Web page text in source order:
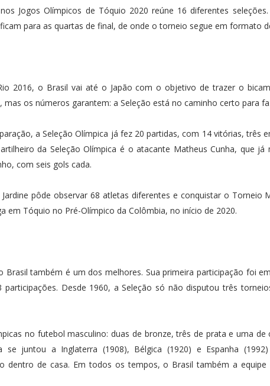
Jogos Olímpicos de Tóquio 2020 reúne 16 diferentes
para as quartas de final, de onde o torneio segue em formato
2016, o Brasil vai até o Japão com o objetivo de trazer o
os números garantem: a Seleção está no caminho certo para
a Seleção Olímpica já fez 20 partidas, com 14 vitórias, três
da Seleção Olímpica é o atacante Matheus Cunha, que
com seis gols cada.
pôde observar 68 atletas diferentes e conquistar o Torneio
em Tóquio no Pré-Olímpico da Colômbia, no início de 2020.
Brasil também é um dos melhores. Sua primeira participação foi
Desde 1960, a Seleção só não disputou três
no futebol masculino: duas de bronze, três de prata e uma de
se juntou a Inglaterra (1908), Bélgica (1920) e Espanha
dentro de casa. Em todos os tempos, o Brasil também a